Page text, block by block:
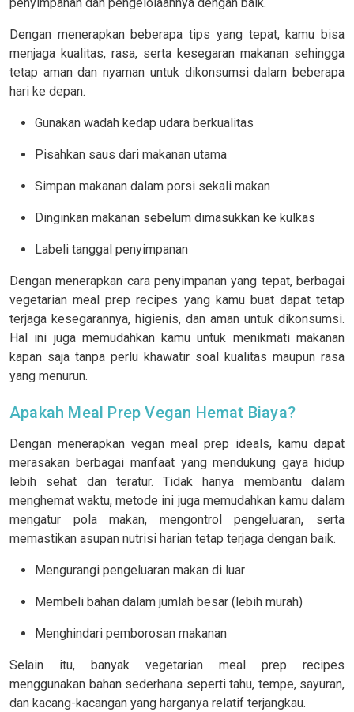
penyimpanan dan pengelolaannya dengan baik.
Dengan menerapkan beberapa tips yang tepat, kamu bisa
menjaga kualitas, rasa, serta kesegaran makanan sehingga
tetap aman dan nyaman untuk dikonsumsi dalam beberapa
hari ke depan.
Gunakan wadah kedap udara berkualitas
Pisahkan saus dari makanan utama
Simpan makanan dalam porsi sekali makan
Dinginkan makanan sebelum dimasukkan ke kulkas
Labeli tanggal penyimpanan
Dengan menerapkan cara penyimpanan yang tepat, berbagai
vegetarian meal prep recipes yang kamu buat dapat tetap
terjaga kesegarannya, higienis, dan aman untuk dikonsumsi.
Hal ini juga memudahkan kamu untuk menikmati makanan
kapan saja tanpa perlu khawatir soal kualitas maupun rasa
yang menurun.
Apakah Meal Prep Vegan Hemat Biaya?
Dengan menerapkan vegan meal prep ideals, kamu dapat
merasakan berbagai manfaat yang mendukung gaya hidup
lebih sehat dan teratur. Tidak hanya membantu dalam
menghemat waktu, metode ini juga memudahkan kamu dalam
mengatur pola makan, mengontrol pengeluaran, serta
memastikan asupan nutrisi harian tetap terjaga dengan baik.
Mengurangi pengeluaran makan di luar
Membeli bahan dalam jumlah besar (lebih murah)
Menghindari pemborosan makanan
Selain itu, banyak vegetarian meal prep recipes
menggunakan bahan sederhana seperti tahu, tempe, sayuran,
dan kacang-kacangan yang harganya relatif terjangkau.